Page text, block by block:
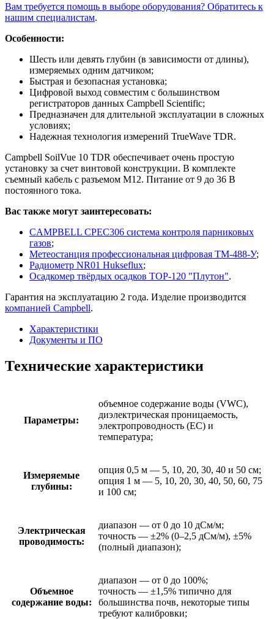
Вам требуется помощь в выборе оборудования? Обратитесь к
нашим специалистам.
Особенности:
Шесть или девять глубин (в зависимости от длины),
измеряемых одним датчиком;
Быстрая и безопасная установка;
Цифровой выход совместим с большинством
регистраторов данных Campbell Scientific;
Предназначен для длительной эксплуатации в сложных
условиях;
Надежная технология измерений TrueWave TDR.
Campbell SoilVue 10 TDR обеспечивает очень простую
установку за счет винтовой конструкции. В комплекте
съемный кабель с разъемом M12. Питание от 9 до 36 В
постоянного тока.
Вас также могут заинтересовать:
CAMPBELL CPEC306 система контроля парниковых
газов;
Метеостанция профессиональная цифровая ТМ-488-У;
Радиометр NR01 Hukseflux;
Осадкомер твёрдых осадков ТОР-120 "Плутон".
Гарантия на эксплуатацию 2 года. Изделие производится
компанией Campbell.
Характеристики
Документы и ПО
Технические характеристики
Параметры:
объемное содержание воды (VWC),
диэлектрическая проницаемость,
электропроводность (EC) и
температура;
Измеряемые
глубины:
опция 0,5 м — 5, 10, 20, 30, 40 и 50 см;
опция 1 м — 5, 10, 20, 30, 40, 50, 60, 75
и 100 см;
Электрическая
проводимость:
диапазон — от 0 до 10 дСм/м;
точность — ±2% (0–2,5 дСм/м), ±5%
(полный диапазон);
Объемное
содержание воды:
диапазон — от 0 до 100%;
точность — ±1,5% типично для
большинства почв, некоторые типы
требуют калибровки;